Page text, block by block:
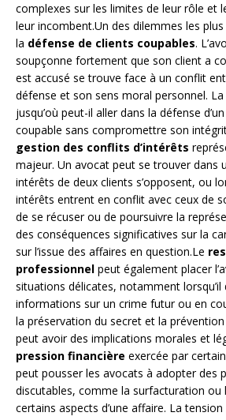
complexes sur les limites de leur rôle et
leur incombent.Un des dilemmes les
la défense de clients coupables.
soupçonne fortement que son client a
est accusé se trouve face à un conflit
défense et son sens moral personnel.
jusqu’où peut-il aller dans la défense
coupable sans compromettre son
gestion des conflits d’intérêts
majeur. Un avocat peut se trouver dans
intérêts de deux clients s’opposent, ou
intérêts entrent en conflit avec ceux de
de se récuser ou de poursuivre la
des conséquences significatives sur la
sur l’issue des affaires en question.Le
professionnel peut également placer
situations délicates, notamment lorsqu’il
informations sur un crime futur ou en
la préservation du secret et la prévention
peut avoir des implications morales et
pression financière exercée par
peut pousser les avocats à adopter des
discutables, comme la surfacturation ou
certains aspects d’une affaire. La